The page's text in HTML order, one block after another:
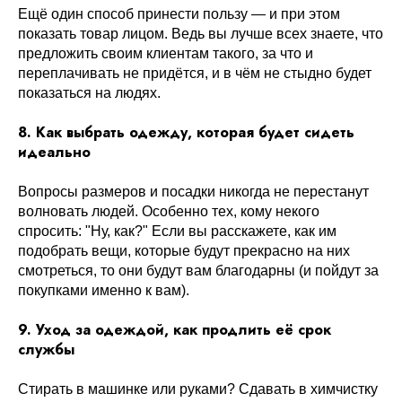
Ещё один способ принести пользу — и при этом
показать товар лицом. Ведь вы лучше всех знаете, что
предложить своим клиентам такого, за что и
переплачивать не придётся, и в чём не стыдно будет
показаться на людях.
8. Как выбрать одежду, которая будет сидеть
идеально
Вопросы размеров и посадки никогда не перестанут
волновать людей. Особенно тех, кому некого
спросить: "Ну, как?" Если вы расскажете, как им
подобрать вещи, которые будут прекрасно на них
смотреться, то они будут вам благодарны (и пойдут за
покупками именно к вам).
9. Уход за одеждой, как продлить её срок
службы
Стирать в машинке или руками? Сдавать в химчистку